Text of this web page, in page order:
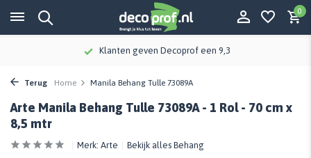
0
Klanten geven Decoprof een 9,3
Terug Home Manila Behang Tulle 73089A
Arte Manila Behang Tulle 73089A - 1 Rol - 70 cm x
8,5 mtr
Merk: Arte Bekijk alles Behang